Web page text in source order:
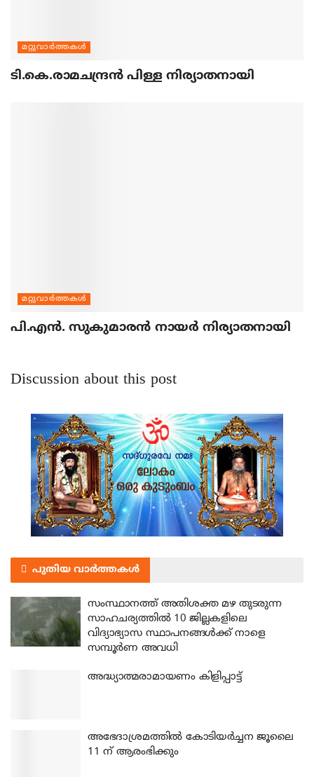
മറ്റുവാര്‍ത്തകള്‍
ടി.കെ.രാമചന്ദ്രന്‍ പിള്ള നിര്യാതനായി
മറ്റുവാര്‍ത്തകള്‍
പി.എന്‍. സുകുമാരന്‍ നായര്‍ നിര്യാതനായി
Discussion about this post
പുതിയ വാർത്തകൾ
സംസ്ഥാനത്ത് അതിശക്ത മഴ തുടരുന്ന
സാഹചര്യത്തിൽ 10 ജില്ലകളിലെ
വിദ്യാഭ്യാസ സ്ഥാപനങ്ങൾക്ക് നാളെ
സമ്പൂർണ അവധി
അദ്ധ്യാത്മരാമായണം കിളിപ്പാട്ട്
അഭേദാശ്രമത്തില്‍ കോടിയര്‍ച്ചന ജൂലൈ
11 ന് ആരംഭിക്കും